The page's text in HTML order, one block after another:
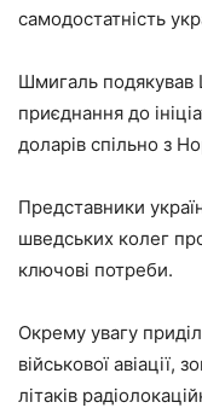
самодостатність
Шмигаль подякував
приєднання до
доларів спільно з
Представники
шведських колег
ключові потреби.
Окрему увагу
військової авіації,
літаків